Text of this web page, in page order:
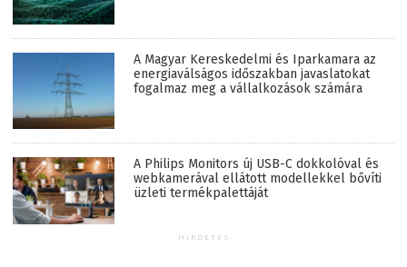
A Magyar Kereskedelmi és Iparkamara az
energiaválságos időszakban javaslatokat
fogalmaz meg a vállalkozások számára
A Philips Monitors új USB-C dokkolóval és
webkamerával ellátott modellekkel bővíti
üzleti termékpalettáját
HIRDETÉS